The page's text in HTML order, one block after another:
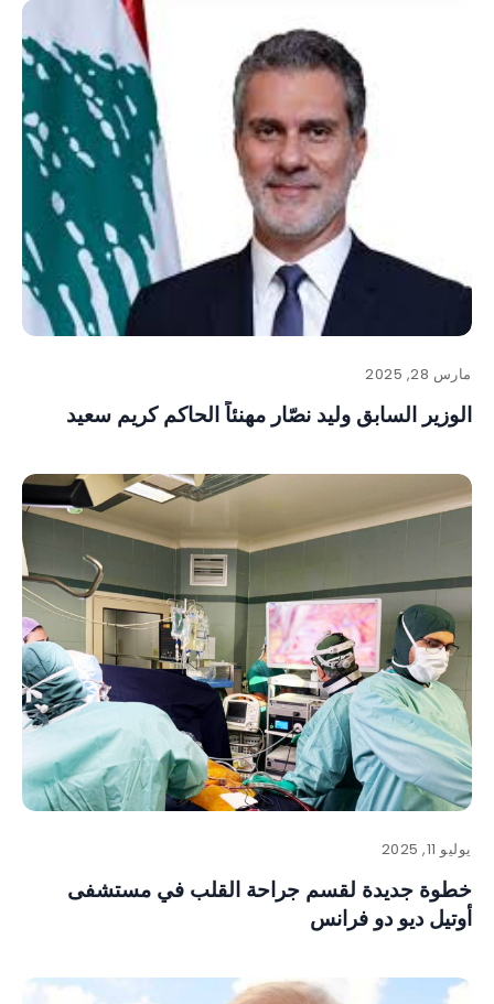
مارس 28, 2025
الوزير السابق وليد نصّار مهنئاً الحاكم كريم سعيد
يوليو 11, 2025
خطوة جديدة لقسم جراحة القلب في مستشفى
أوتيل ديو دو فرانس